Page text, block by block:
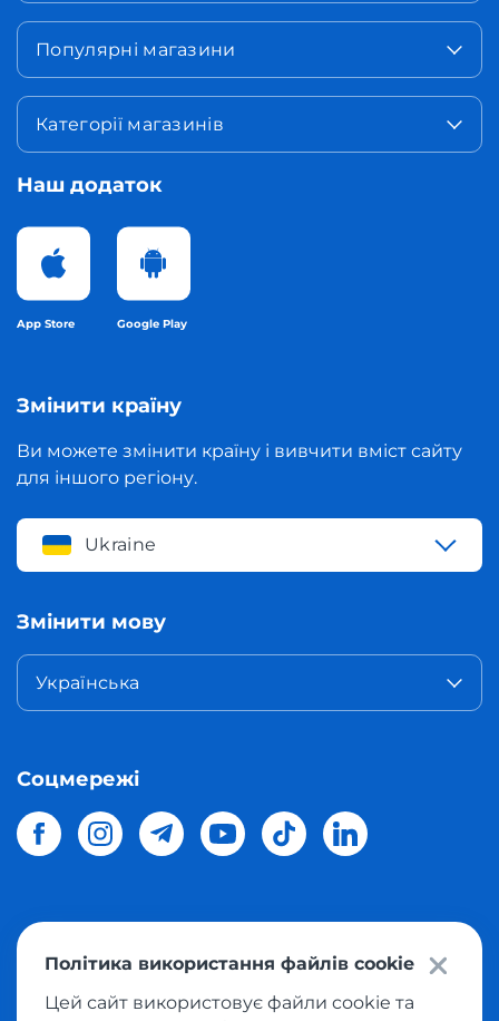
Популярні магазини
Категорії магазинів
Наш додаток
App Store Google Play
Змінити країну
Ви можете змінити країну і вивчити вміст сайту
для іншого регіону.
Ukraine
Змінити мову
Українська
Соцмережі
магазинів світу в Україну.Всі права захищені
Політика використання файлів cookie
Цей сайт використовує файли cookie та